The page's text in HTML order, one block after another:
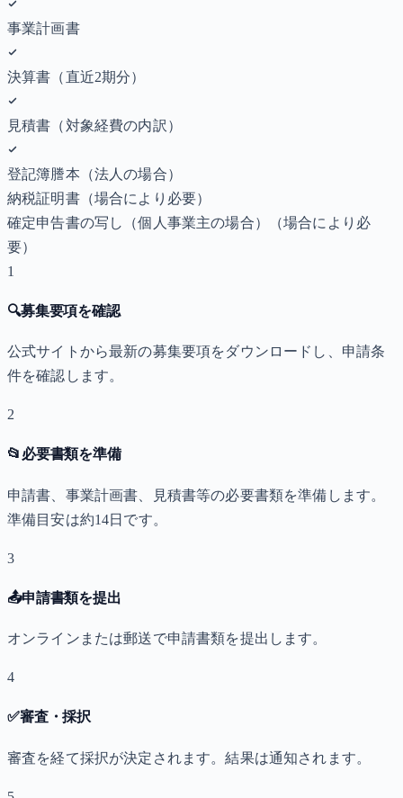
事業計画書
決算書（直近2期分）
見積書（対象経費の内訳）
登記簿謄本（法人の場合）
納税証明書（場合により必要）
確定申告書の写し（個人事業主の場合）
（場合により必
要）
1
🔍募集要項を確認
公式サイトから最新の募集要項をダウンロードし、申請条
件を確認します。
2
📂 必要書類を準備
申請書、事業計画書、見積書等の必要書類を準備します。
準備目安は約14日です。
3
📤申請書類を提出
オンラインまたは郵送で申請書類を提出します。
4
✅審査・採択
審査を経て採択が決定されます。結果は通知されます。